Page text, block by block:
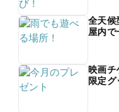
全天候
屋内
映画チ
限定グ